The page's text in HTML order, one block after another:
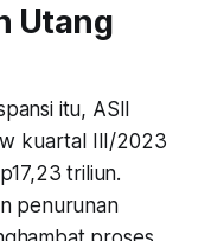
Utang
itu, ASII
kuartal III/2023
triliun.
penurunan